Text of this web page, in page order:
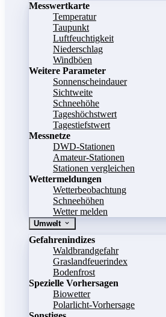
Messwertkarte
Temperatur
Taupunkt
Luftfeuchtigkeit
Niederschlag
Windböen
Weitere Parameter
Sonnenscheindauer
Sichtweite
Schneehöhe
Tageshöchstwert
Tagestiefstwert
Messnetze
DWD-Stationen
Amateur-Stationen
Stationen vergleichen
Wettermeldungen
Wetterbeobachtung
Schneehöhen
Wetter melden
Umwelt
Gefahrenindizes
Waldbrandgefahr
Graslandfeuerindex
Bodenfrost
Spezielle Vorhersagen
Biowetter
Polarlicht-Vorhersage